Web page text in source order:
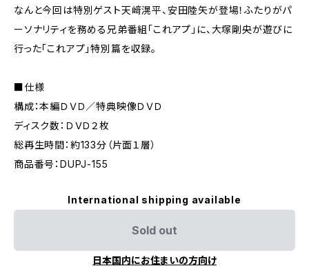
なんと今回は特別ゲスト天﨑滉平、安田陸矢が登場！ふたりがパ
ーソナリティを務める兄弟番組「これアプ」に、大塚剛央が遊びに
行った「これアプ」特別篇を収録。
■仕様
構成：本編ＤＶＤ／特典映像ＤＶＤ
ディスク数：ＤＶＤ２枚
総再生時間：約133分（片面１層）
商品番号：DUPJ-155
International shipping available
Sold out
日本国内にお住まいの方向け